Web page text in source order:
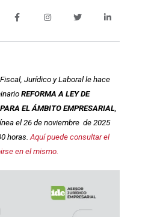
Jurídico y Laboral le hace
REFORMA A LEY DE
EL ÁMBITO EMPRESARIAL,
el 26 de noviembre de 2025
horas. Aquí puede consultar el
en el mismo.